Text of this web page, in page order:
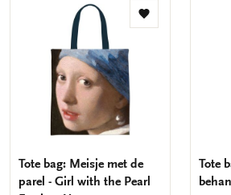
Toevoegen
Tote bag: Meisje met de
parel - Girl with the Pearl
Tote